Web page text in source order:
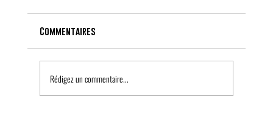
Commentaires
Rédigez un commentaire...